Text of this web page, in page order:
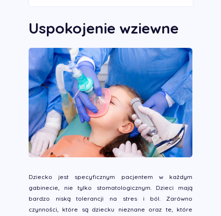
Uspokojenie wziewne
Dziecko jest specyficznym pacjentem w każdym
gabinecie, nie tylko stomatologicznym. Dzieci mają
bardzo niską tolerancji na stres i ból. Zarówno
czynności, które są dziecku nieznane oraz te, które